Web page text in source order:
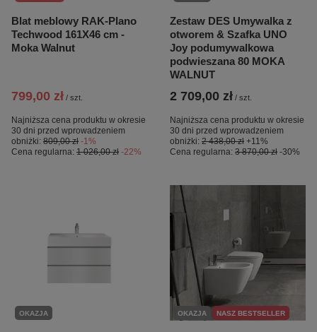
Blat meblowy RAK-Plano
Techwood 161X46 cm -
Moka Walnut
799,00 zł / szt.
Najniższa cena produktu w okresie
30 dni przed wprowadzeniem
obniżki: 809,00 zł -1%
Cena regularna: 1 026,00 zł -22%
Zestaw DES Umywalka z
otworem & Szafka UNO
Joy podumywalkowa
podwieszana 80 MOKA
WALNUT
2 709,00 zł / szt.
Najniższa cena produktu w okresie
30 dni przed wprowadzeniem
obniżki: 2 438,00 zł +11%
Cena regularna: 3 870,00 zł -30%
OKAZJA OKAZJA NASZ BESTSELLER